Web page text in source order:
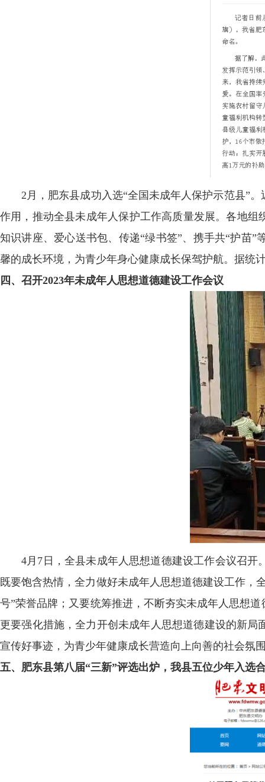
2月，肥东县成功入选“全国未成年人保护示范县”
作用，推动全县未成年人保护工作高质量发展。各地
知识讲座、爱心送书包、传递“绿书签”、携手共“护苗
馨的成长环境，为青少年身心健康成长保驾护航。据统
四、召开2023年未成年人思想道德建设工作会议
4月7日，全县未成年人思想道德建设工作会议召
既要饱含热情，全力做好未成年人思想道德建设工作，
号”荣誉品牌；又要统筹推进，不断夯实未成年人思想
更要强化措施，全力开创未成年人思想道德建设的新
宣传好事迹，为青少年健康成长营造向上向善的社会氛
五、肥东县第八届“三新”评选出炉，我县五位少年入选